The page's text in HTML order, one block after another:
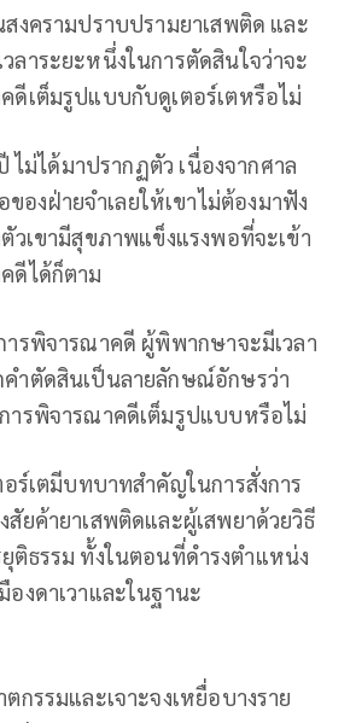
สงครามปราบปรามยาเสพติด และ
ลาระยะหนึ่งในการตัดสินใจว่าจะ
ดีเต็มรูปแบบกับดูเตอร์เตหรือไม่
ไม่ได้มาปรากฏตัว เนื่องจากศาล
องฝ่ายจำเลยให้เขาไม่ต้องมาฟัง
วเขามีสุขภาพแข็งแรงพอที่จะเข้า
ดีได้ก็ตาม
ารพิจารณาคดี ผู้พิพากษาจะมีเวลา
คำตัดสินเป็นลายลักษณ์อักษรว่า
ารพิจารณาคดีเต็มรูปแบบหรือไม่
อร์เตมีบทบาทสำคัญในการสั่งการ
สัยค้ายาเสพติดและผู้เสพยาด้วยวิธี
ติธรรม ทั้งในตอนที่ดำรงตำแหน่ง
องดาเวาและในฐานะ
กรรมและเจาะจงเหยื่อบางราย